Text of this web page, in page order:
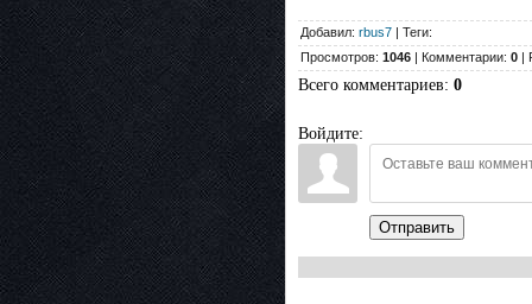
Добавил: rbus7 | Теги:
Просмотров: 1046 | Комментарии: 0 |
Всего комментариев: 0
Войдите:
Отправить